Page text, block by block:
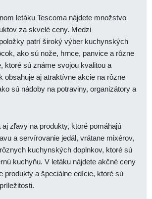
letáku Tescoma nájdete množstvo
za skvelé ceny. Medzi
patrí široký výber kuchynských
ako sú nože, hrnce, panvice a rôzne
ktoré sú známe svojou kvalitou a
obsahuje aj atraktívne akcie na rôzne
sú nádoby na potraviny, organizátory a
aj zľavy na produkty, ktoré pomáhajú
a servírovanie jedál, vrátane mixérov,
kuchynských doplnkov, ktoré sú
kuchyňu. V letáku nájdete akčné ceny
produkty a špeciálne edície, ktoré sú